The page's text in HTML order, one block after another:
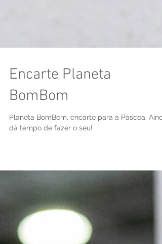
Encarte Planeta
BomBom
Planeta BomBom, encarte para a Páscoa.